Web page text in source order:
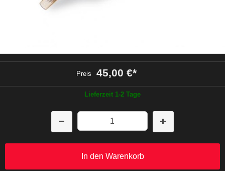
Preis 45,00 €*
Lieferzeit 1-2 Tage
In den Warenkorb